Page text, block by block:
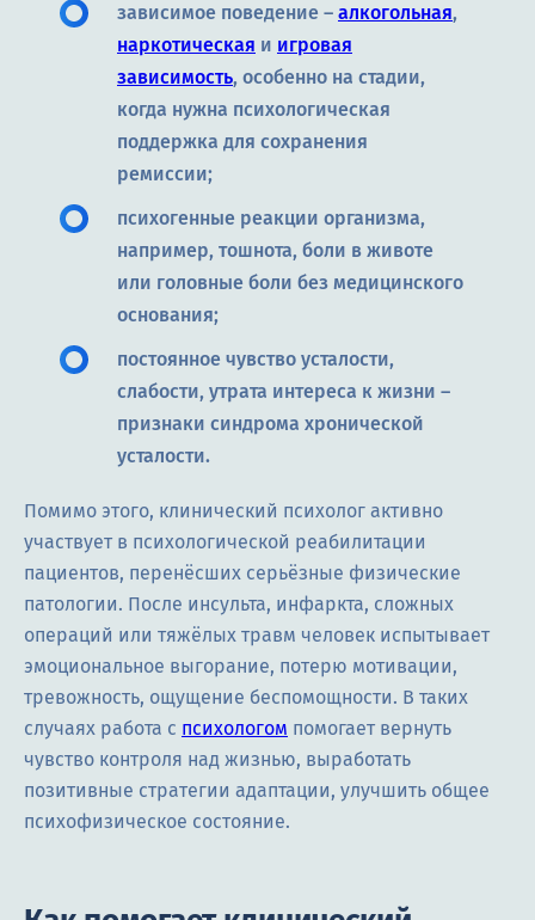
зависимое поведение – алкогольная,
наркотическая и игровая
зависимость, особенно на стадии,
когда нужна психологическая
поддержка для сохранения
ремиссии;
психогенные реакции организма,
например, тошнота, боли в животе
или головные боли без медицинского
основания;
постоянное чувство усталости,
слабости, утрата интереса к жизни –
признаки синдрома хронической
усталости.
Помимо этого, клинический психолог активно
участвует в психологической реабилитации
пациентов, перенёсших серьёзные физические
патологии. После инсульта, инфаркта, сложных
операций или тяжёлых травм человек испытывает
эмоциональное выгорание, потерю мотивации,
тревожность, ощущение беспомощности. В таких
случаях работа с психологом помогает вернуть
чувство контроля над жизнью, выработать
позитивные стратегии адаптации, улучшить общее
психофизическое состояние.